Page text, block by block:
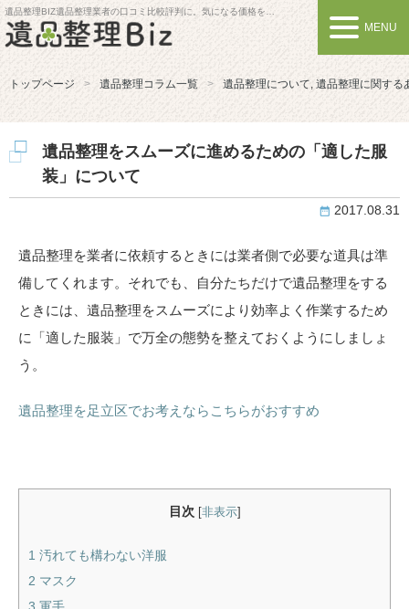
遺品整理BIZ遺品整理業者の口コミ比較評判に。気になる価格を比較しよう
MENU
トップページ 遺品整理コラム一覧 遺品整理について, 遺品整理に関する
遺品整理をスムーズに進めるための「適した服
装」について
2017.08.31
遺品整理を業者に依頼するときには業者側で必要な道具は準
備してくれます。それでも、自分たちだけで遺品整理をする
ときには、遺品整理をスムーズにより効率よく作業するため
に「適した服装」で万全の態勢を整えておくようにしましょ
う。
遺品整理を足立区でお考えならこちらがおすすめ
目次 [非表示]
1 汚れても構わない洋服
2 マスク